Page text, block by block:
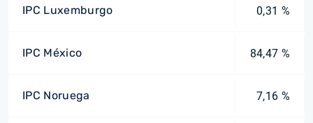
IPC Luxemburgo 0,31 %
IPC México 84,47 %
IPC Noruega 7,16 %